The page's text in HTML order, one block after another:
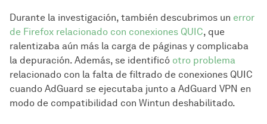
Durante la investigación, también descubrimos un error
de Firefox relacionado con conexiones QUIC, que
ralentizaba aún más la carga de páginas y complicaba
la depuración. Además, se identificó otro problema
relacionado con la falta de filtrado de conexiones QUIC
cuando AdGuard se ejecutaba junto a AdGuard VPN en
modo de compatibilidad con Wintun deshabilitado.